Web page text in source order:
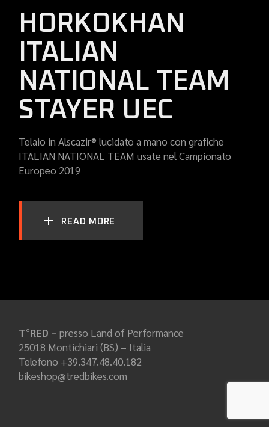
HORKOKHAN
ITALIAN
NATIONAL TEAM
STAYER UEC
Telaio in Alscazir® lucidato a mano con grafiche
ITALIAN NATIONAL TEAM usate nel Campionato
Europeo 2019
READ MORE
T°RED –presso Land of Performance
25018 Montichiari (BS) – Italia
Telefono +39.347.48.40.182
bikeshop@tredbikes.com